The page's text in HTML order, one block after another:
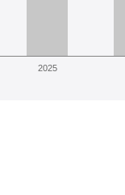
2025